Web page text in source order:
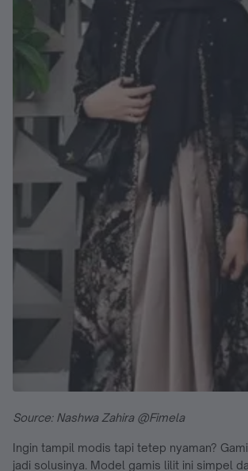
Source: Nashwa Zahira @Fimela
Ingin tampil modis tapi tetep nyaman?
jadi solusinya. Model gamis lilit ini simpel